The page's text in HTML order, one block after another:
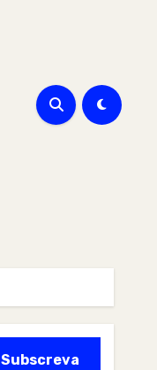
Subscreva